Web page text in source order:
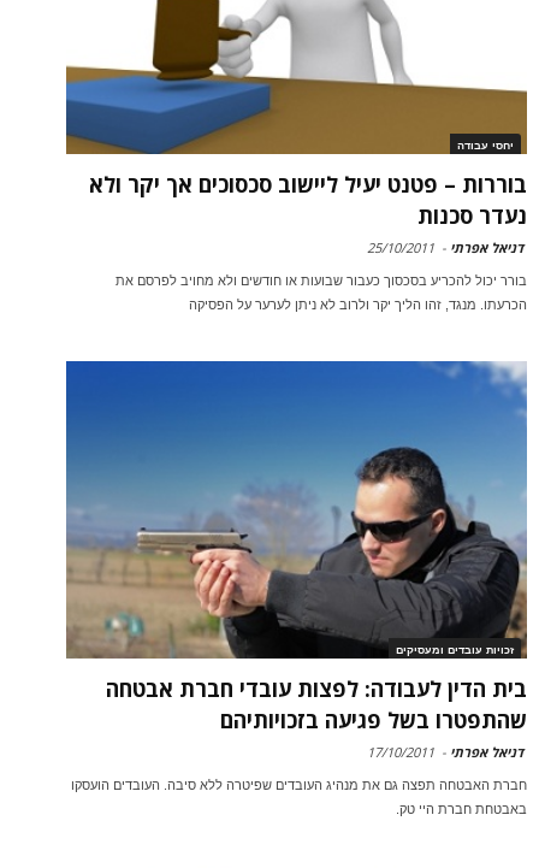
יחסי עבודה
בוררות – פטנט יעיל ליישוב סכסוכים אך יקר ולא
נעדר סכנות
דניאל אפרתי -
25/10/2011
בורר יכול להכריע בסכסוך כעבור שבועות או חודשים ולא מחויב לפרסם את
הכרעתו. מנגד, זהו הליך יקר ולרוב לא ניתן לערער על הפסיקה
זכויות עובדים ומעסיקים
בית הדין לעבודה: לפצות עובדי חברת אבטחה
שהתפטרו בשל פגיעה בזכויותיהם
דניאל אפרתי -
17/10/2011
חברת האבטחה תפצה גם את מנהיג העובדים שפיטרה ללא סיבה. העובדים הועסקו
באבטחת חברת היי טק.